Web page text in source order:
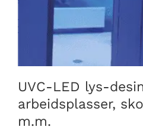
arbeidsplasser,
UVC-LED lys-
arbeidsplasser,
m.m.